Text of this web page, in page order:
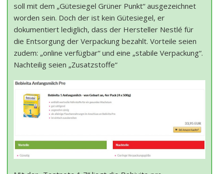
soll mit dem „Gütesiegel Grüner Punkt“ ausgezeichnet
worden sein. Doch der ist kein Gütesiegel, er
dokumentiert lediglich, dass der Hersteller Nestlé für
die Entsorgung der Verpackung bezahlt. Vorteile seien
zudem: „online verfügbar“ und eine „stabile Verpackung“.
Nachteilig seien „Zusatzstoffe“